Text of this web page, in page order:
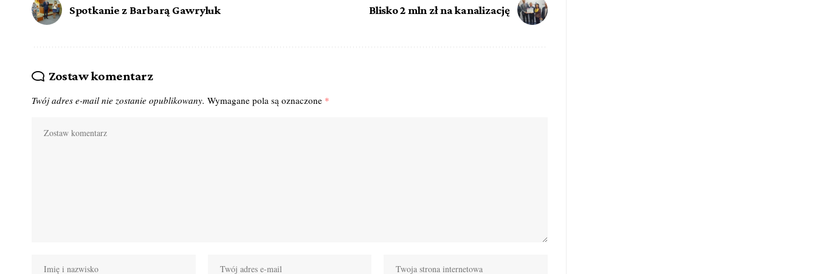
Spotkanie z Barbarą Gawryluk Blisko 2 mln zł na kanalizację
Zostaw komentarz
Twój adres e-mail nie zostanie opublikowany. Wymagane pola są oznaczone *